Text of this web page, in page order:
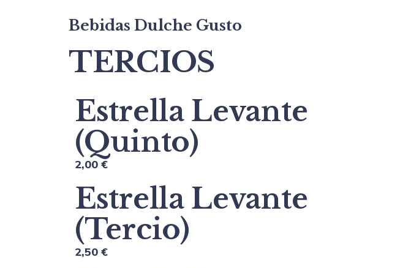
Bebidas Dulche Gusto
TERCIOS
Estrella Levante
(Quinto)
2,00 €
Estrella Levante
(Tercio)
2,50 €